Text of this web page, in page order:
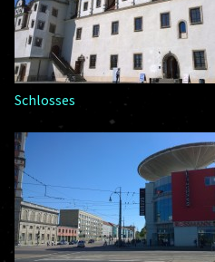
Schlosses